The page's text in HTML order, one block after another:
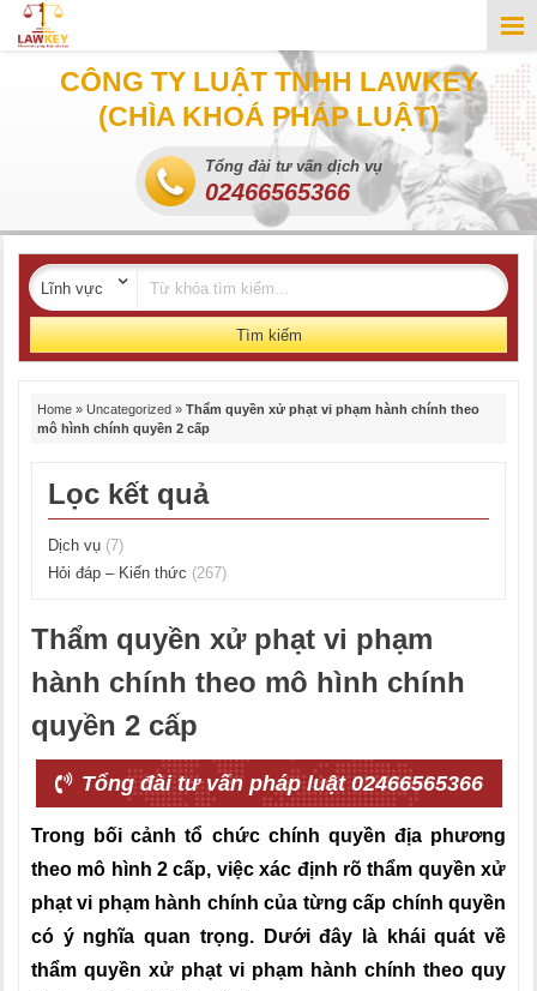
CÔNG TY LUẬT TNHH LAWKEY
(CHÌA KHOÁ PHÁP LUẬT)
Tổng đài tư vấn dịch vụ
02466565366
Tìm kiếm
Home » Uncategorized » Thẩm quyền xử phạt vi phạm hành chính theo
mô hình chính quyền 2 cấp
Lọc kết quả
Dịch vụ (7)
Hỏi đáp – Kiến thức (267)
Thẩm quyền xử phạt vi phạm
hành chính theo mô hình chính
quyền 2 cấp
Tổng đài tư vấn pháp luật 02466565366
Trong bối cảnh tổ chức chính quyền địa phương
theo mô hình 2 cấp, việc xác định rõ thẩm quyền xử
phạt vi phạm hành chính của từng cấp chính quyền
có ý nghĩa quan trọng. Dưới đây là khái quát về
thẩm quyền xử phạt vi phạm hành chính theo quy